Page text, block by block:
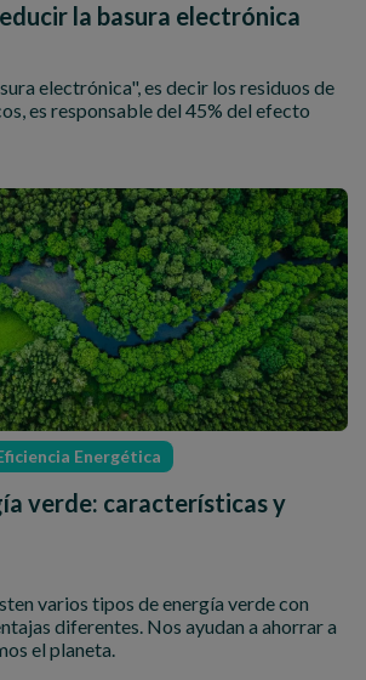
la basura electrónica
electrónica", es decir los residuos de
es responsable del 45% del efecto
Energética
verde: características y
varios tipos de energía verde con
diferentes. Nos ayudan a ahorrar a
el planeta.